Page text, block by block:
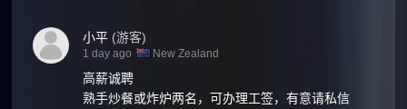
小平 (游客)
1 day ago New Zealand
高薪诚聘
熟手炒餐或炸炉两名，可办理工签，有意请私信